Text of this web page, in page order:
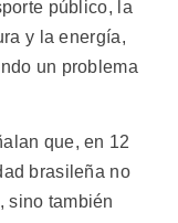
público, la
y la energía,
un problema
que, en 12
brasileña no
sino también